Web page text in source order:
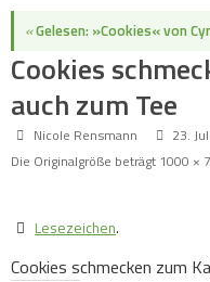
«Gelesen: »Cookies« von
Cookies
auch zum Tee
Nicole Rensmann
23.
Die Originalgröße beträgt 1000 ×
Lesezeichen.
Cookies schmecken zum